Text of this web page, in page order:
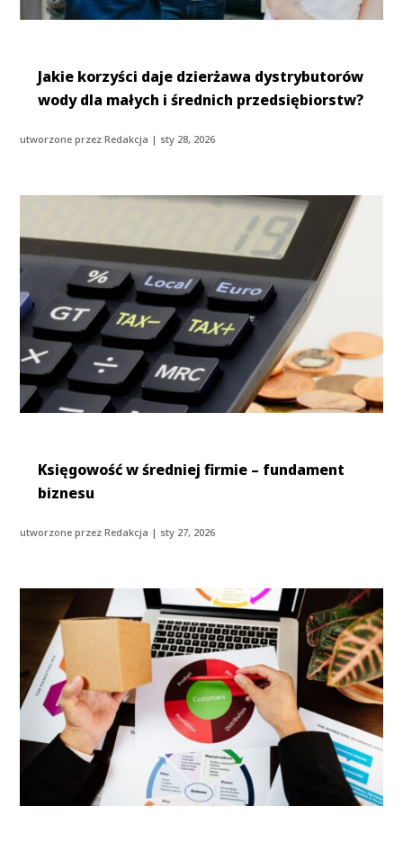
Jakie korzyści daje dzierżawa dystrybutorów
wody dla małych i średnich przedsiębiorstw?
utworzone przezRedakcja | sty 28, 2026
Księgowość w średniej firmie – fundament
biznesu
utworzone przezRedakcja | sty 27, 2026